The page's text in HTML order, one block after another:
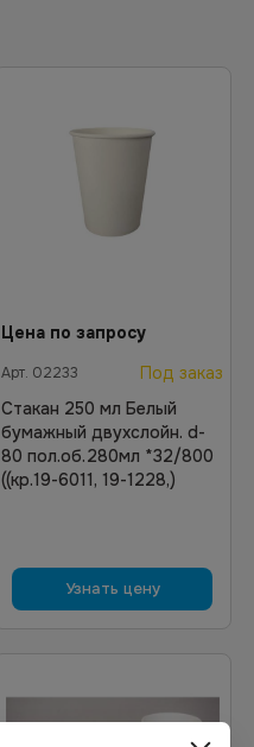
Цена по запросу
Арт. 02233
Под заказ
Стакан 250 мл Белый
бумажный двухслойн. d-
80 пол.об.280мл *32/800
((кр.19-6011, 19-1228,)
Узнать цену